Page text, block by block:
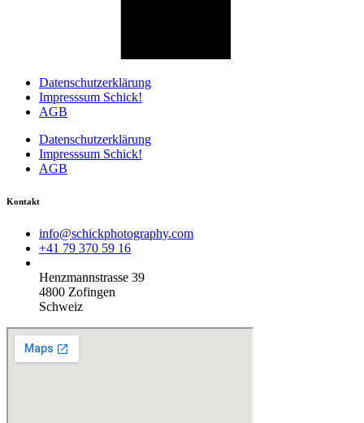
Datenschutzerklärung
Impresssum Schick!
AGB
Datenschutzerklärung
Impresssum Schick!
AGB
Kontakt
info@schickphotography.com
+41 79 370 59 16
Henzmannstrasse 39
4800 Zofingen
Schweiz